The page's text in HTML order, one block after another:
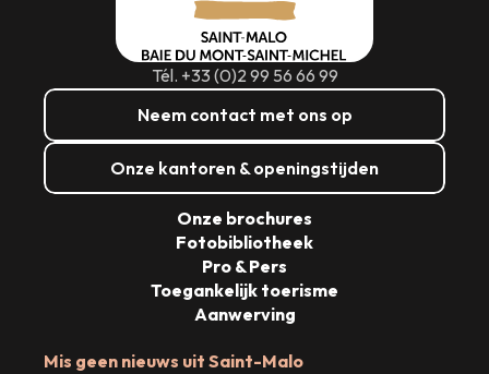
Tél. +33 (0)2 99 56 66 99
Neem contact met ons op
Onze kantoren & openingstijden
Mis geen nieuws uit Saint-Malo
Onze brochures
Fotobibliotheek
Pro & Pers
Toegankelijk toerisme
Aanwerving